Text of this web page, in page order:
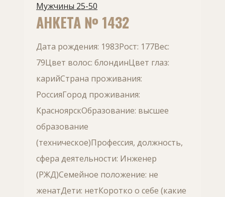
Мужчины 25-50
АНКЕТА № 1432
Дата рождения: 1983Рост: 177Вес:
79Цвет волос: блондинЦвет глаз:
карийСтрана проживания:
РоссияГород проживания:
КрасноярскОбразование: высшее
образование
(техническое)Профессия, должность,
сфера деятельности: Инженер
(РЖД)Семейное положение: не
женатДети: нетКоротко о себе (какие